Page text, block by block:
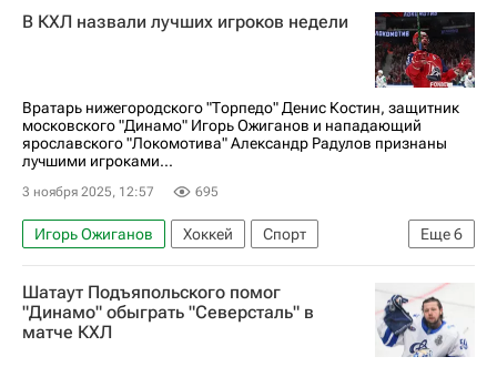
КХЛ 2025-2026
ХК Динамо (Москва)
В КХЛ назвали лучших игроков недели
Вратарь нижегородского "Торпедо" Денис Костин, защитник
московского "Динамо" Игорь Ожиганов и нападающий
ярославского "Локомотива" Александр Радулов признаны
лучшими игроками...
3 ноября 2025, 12:57 695
Еще6
Игорь Ожиганов Хоккей
Спорт
Денис Костин
Александр Радулов
Торпедо
ХК Динамо (Москва)
Локомотив (Ярославль)
Шатаут Подъяпольского помог
"Динамо" обыграть "Северсталь" в
матче КХЛ